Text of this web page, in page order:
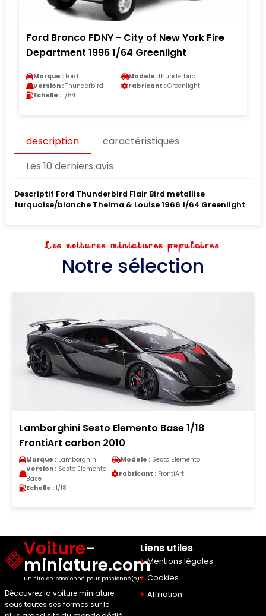
Ford Bronco FDNY - City of New York Fire
Department 1996 1/64 Greenlight
Marque : Ford Modele :Thunderbird
Version : Thunderbird Fabricant : Greenlight
Echelle : 1/64
description
caractéristiques
Les 10 derniers avis
Descriptif Ford Thunderbird Flair Bird metallise
turquoise/blanche Thelma & Louise 1966 1/64 Greenlight
Les voitures miniatures populaires
Notre sélection
Lamborghini Sesto Elemento Base 1/18
FrontiArt carbon 2010
Marque : Lamborghini Modele : Sesto Elemento
Version : Sesto Elemento
Base
Fabricant : FrontiArt
Echelle : 1/18
Voiture-
miniature.com
Un site de passionné pour passionné(e)s
Découvrez la voiture miniature
sous toutes ses formes sur le
Liens utiles
Mentions légales
Cookies
Affiliation